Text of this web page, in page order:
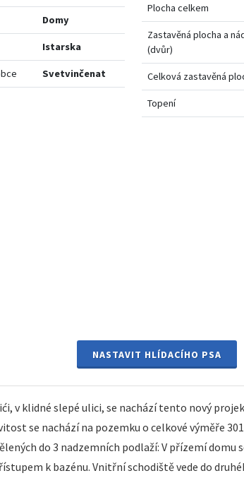
Domy
Istarska
Svetvinčenat
Plocha celkem
Zastavěná plocha a
(dvůr)
Celková zastavěná
Topení
NASTAVIT HLÍDACÍHO PSA
v klidné slepé ulici, se nachází tento nový
se nachází na pozemku o celkové výměře
do 3 nadzemních podlaží: V přízemí domu
k bazénu. Vnitřní schodiště vede do